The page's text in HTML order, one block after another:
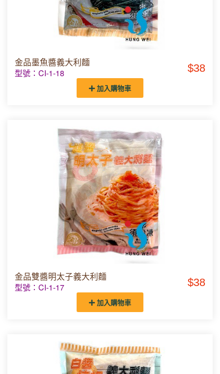
金品墨魚醬義大利麵
型號：CI-1-18 $38
加入購物車
金品雙醬明太子義大利麵
型號：CI-1-17 $38
加入購物車